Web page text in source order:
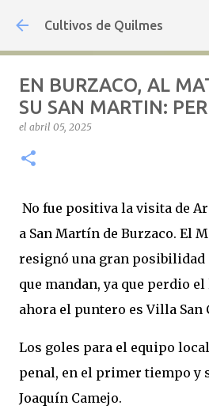
Ir al contenido
Cultivos de Quilmes
EN BURZACO, AL
SU SAN MARTIN:
el abril 05, 2025
No fue positiva la visita de
a San Martín de Burzaco. El
resignó una gran posibilidad
que mandan, ya que perdio
ahora el puntero es Villa San
Los goles para el equipo
penal, en el primer tiempo y
Joaquín Camejo.